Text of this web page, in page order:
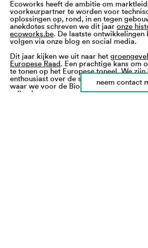
Ecoworks heeft de ambitie om
voorkeurpartner te worden voor
oplossingen op, rond, in en tegen
anekdotes schreven we dit jaar onze
ecoworks.be. De laatste ontwikkelingen
volgen via onze blog en social media.
Dit jaar kijken we uit naar het
Europese Raad . Een prachtige kans om
te tonen op het Europese toneel. We
enthousiast over de samenwerking met
waar we voor de Bio-Planet
zullen bouwen.
neem contact